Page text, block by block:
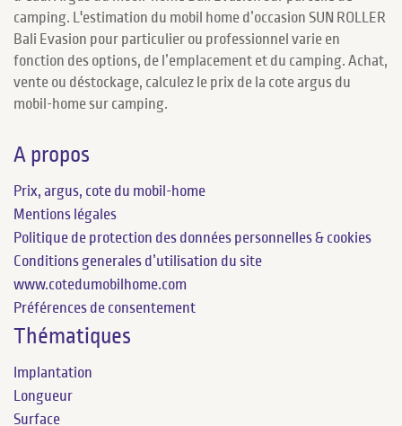
camping. L'estimation du mobil home d’occasion SUN ROLLER
Bali Evasion pour particulier ou professionnel varie en
fonction des options, de l’emplacement et du camping. Achat,
vente ou déstockage, calculez le prix de la cote argus du
mobil-home sur camping.
A propos
Prix, argus, cote du mobil-home
Mentions légales
Politique de protection des données personnelles & cookies
Conditions generales d’utilisation du site
www.cotedumobilhome.com
Préférences de consentement
Thématiques
Implantation
Longueur
Surface